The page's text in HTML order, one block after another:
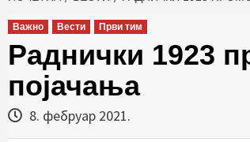
Важно Вести Први тим
Раднички 1923
појачања
8. фебруар 2021.